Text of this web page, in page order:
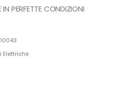
PERFETTE CONDIZIONI
Elettriche